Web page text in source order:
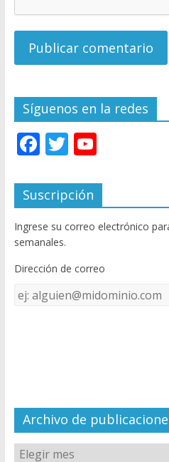
Síguenos en la redes
F
e
b
o
o
k
T
itt
er
Y
u
T
u
e
C
el
Suscripción
Ingrese su correo electrónico
semanales.
Dirección de correo
Dirección
de
Archivo de